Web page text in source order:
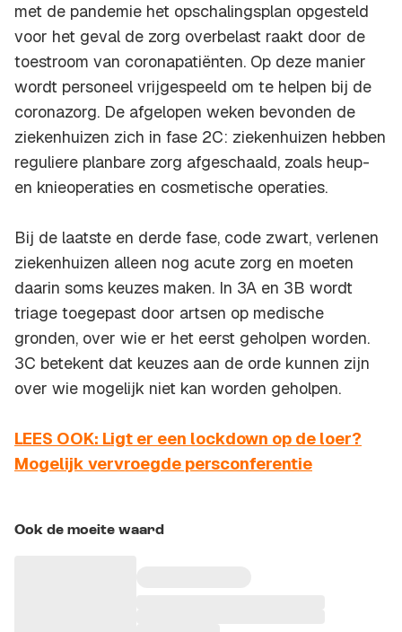
met de pandemie het opschalingsplan opgesteld
voor het geval de zorg overbelast raakt door de
toestroom van coronapatiënten. Op deze manier
wordt personeel vrijgespeeld om te helpen bij de
coronazorg. De afgelopen weken bevonden de
ziekenhuizen zich in fase 2C: ziekenhuizen hebben
reguliere planbare zorg afgeschaald, zoals heup-
en knieoperaties en cosmetische operaties.
Bij de laatste en derde fase, code zwart, verlenen
ziekenhuizen alleen nog acute zorg en moeten
daarin soms keuzes maken. In 3A en 3B wordt
triage toegepast door artsen op medische
gronden, over wie er het eerst geholpen worden.
3C betekent dat keuzes aan de orde kunnen zijn
over wie mogelijk niet kan worden geholpen.
LEES OOK: Ligt er een lockdown op de loer?
Mogelijk vervroegde persconferentie
Ook de moeite waard